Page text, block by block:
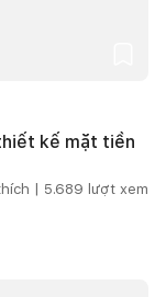
kế mặt tiền
| 5.689 lượt xem